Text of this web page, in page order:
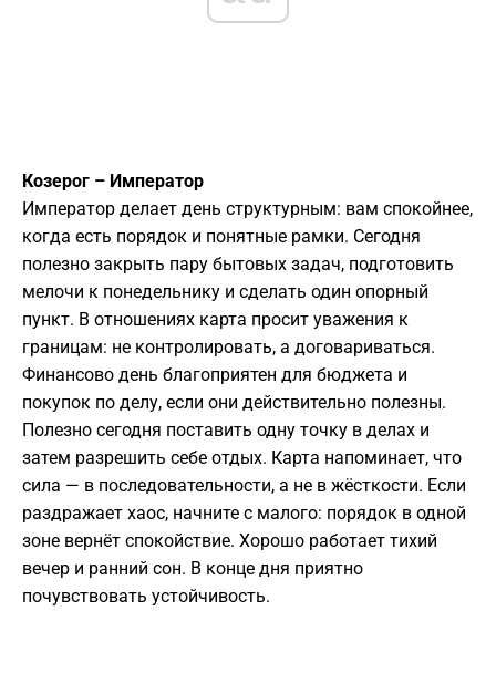
Козерог – Император
Император делает день структурным: вам спокойнее,
когда есть порядок и понятные рамки. Сегодня
полезно закрыть пару бытовых задач, подготовить
мелочи к понедельнику и сделать один опорный
пункт. В отношениях карта просит уважения к
границам: не контролировать, а договариваться.
Финансово день благоприятен для бюджета и
покупок по делу, если они действительно полезны.
Полезно сегодня поставить одну точку в делах и
затем разрешить себе отдых. Карта напоминает, что
сила — в последовательности, а не в жёсткости. Если
раздражает хаос, начните с малого: порядок в одной
зоне вернёт спокойствие. Хорошо работает тихий
вечер и ранний сон. В конце дня приятно
почувствовать устойчивость.